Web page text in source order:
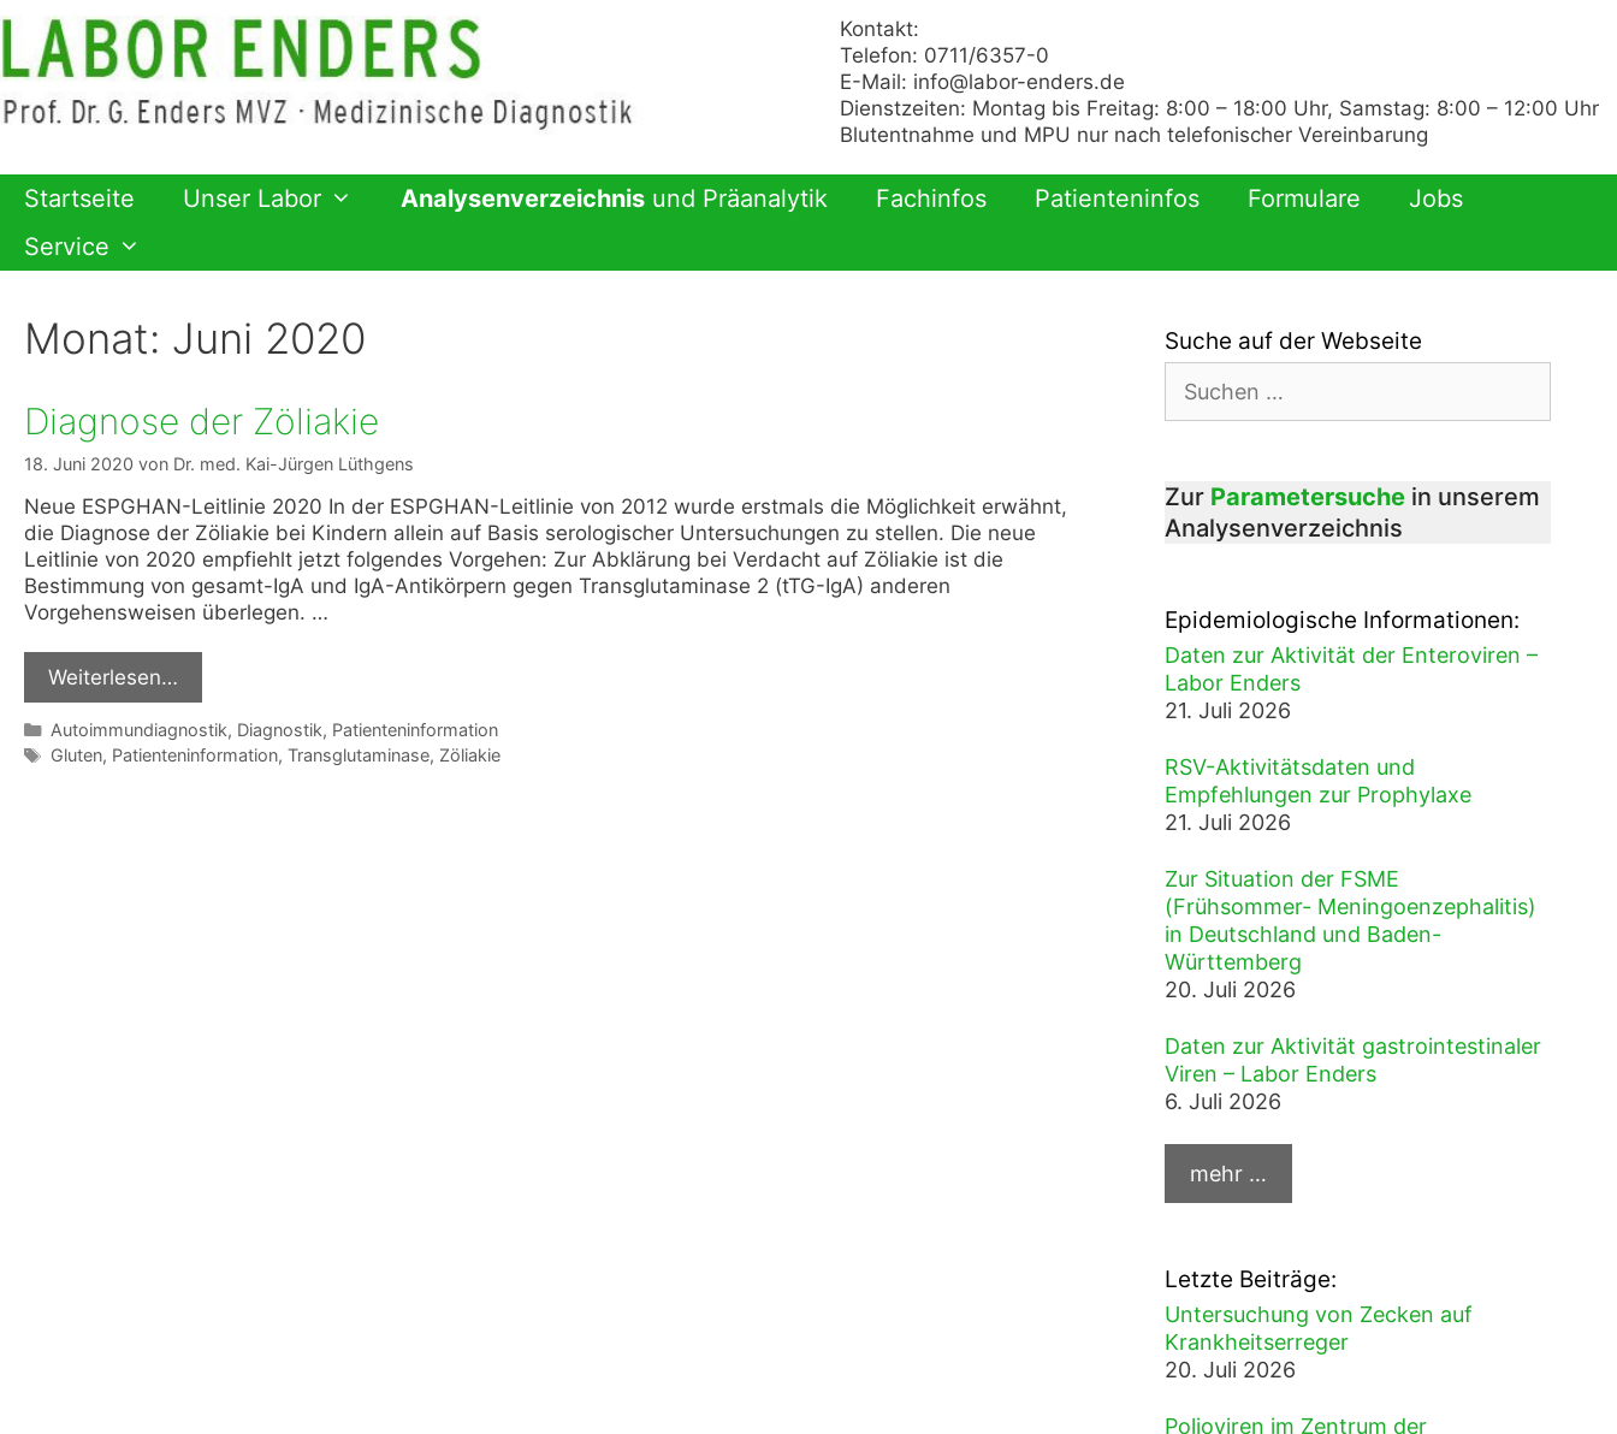
Zum
Inhalt
springen
Kontakt:
Telefon: 0711/6357-0
E-Mail: info@labor-enders.de
Dienstzeiten: Montag bis Freitag: 8:00 – 18:00 Uhr, Samstag: 8:00 – 12:00 Uhr
Blutentnahme und MPU nur nach telefonischer Vereinbarung
Startseite Unser Labor Analysenverzeichnis und Präanalytik Fachinfos Patienteninfos Formulare
Jobs
Service
Monat: Juni 2020
Diagnose der Zöliakie
18. Juni 2020 von Dr. med. Kai-Jürgen Lüthgens
Neue ESPGHAN-Leitlinie 2020 In der ESPGHAN-Leitlinie von 2012 wurde erstmals die Möglichkeit erwähnt,
die Diagnose der Zöliakie bei Kindern allein auf Basis serologischer Untersuchungen zu stellen. Die neue
Leitlinie von 2020 empfiehlt jetzt folgendes Vorgehen: Zur Abklärung bei Verdacht auf Zöliakie ist die
Bestimmung von gesamt-IgA und IgA-Antikörpern gegen Transglutaminase 2 (tTG-IgA) anderen
Vorgehensweisen überlegen. …
Weiterlesen…
Kategorien
Autoimmundiagnostik, Diagnostik, Patienteninformation
Schlagwörter
Gluten, Patienteninformation, Transglutaminase, Zöliakie
Suche auf der Webseite
nach:
Zur Parametersuchein unserem
Analysenverzeichnis
Epidemiologische Informationen:
Daten zur Aktivität der Enteroviren –
Labor Enders
21. Juli 2026
RSV-Aktivitätsdaten und
Empfehlungen zur Prophylaxe
21. Juli 2026
Zur Situation der FSME
(Frühsommer- Meningoenzephalitis)
in Deutschland und Baden-
Württemberg
20. Juli 2026
Daten zur Aktivität gastrointestinaler
Viren – Labor Enders
6. Juli 2026
Letzte Beiträge:
Untersuchung von Zecken auf
Krankheitserreger
20. Juli 2026
Polioviren im Zentrum der